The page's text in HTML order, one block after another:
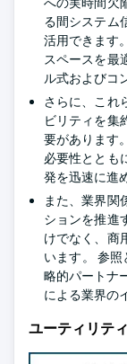
る間システム
活用できます
スペースを最
ル式およびコ
さらに、これ
ビリティを集
要があります
必要性ととも
発を迅速に進
また、業界関
ションを推進
けでなく、商
います。 参照
略的パートナ
による業界の
ユーティリテ